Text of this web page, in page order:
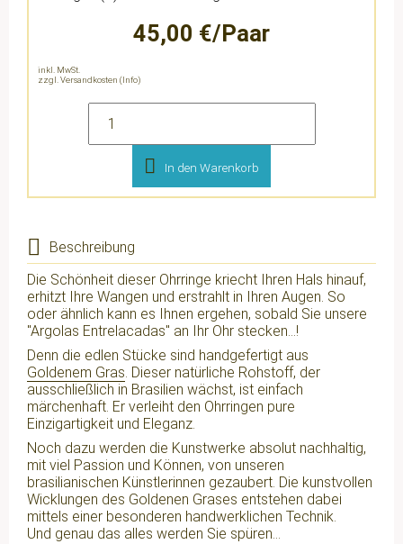
45,00 €/Paar
inkl. MwSt.
zzgl. Versandkosten (Info)
In den Warenkorb
Beschreibung
Die Schönheit dieser Ohrringe kriecht Ihren Hals hinauf,
erhitzt Ihre Wangen und erstrahlt in Ihren Augen. So
oder ähnlich kann es Ihnen ergehen, sobald Sie unsere
"Argolas Entrelacadas" an Ihr Ohr stecken...!
Denn die edlen Stücke sind handgefertigt aus
Goldenem Gras. Dieser natürliche Rohstoff, der
ausschließlich in Brasilien wächst, ist einfach
märchenhaft. Er verleiht den Ohrringen pure
Einzigartigkeit und Eleganz.
Noch dazu werden die Kunstwerke absolut nachhaltig,
mit viel Passion und Können, von unseren
brasilianischen Künstlerinnen gezaubert. Die kunstvollen
Wicklungen des Goldenen Grases entstehen dabei
mittels einer besonderen handwerklichen Technik.
Und genau das alles werden Sie spüren...